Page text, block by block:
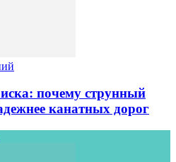
почему струнный
канатных дорог